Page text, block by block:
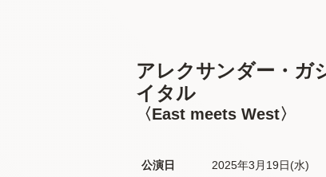
アレクサンダー・ガ
イタル
〈East meets West〉
公演日 2025年3月19日(水)